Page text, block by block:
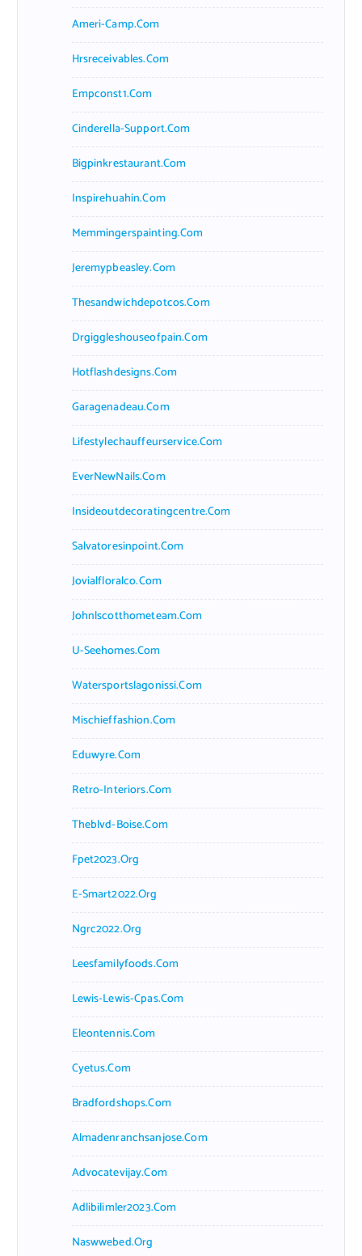
Ameri-Camp.com
Hrsreceivables.com
Empconst1.com
Cinderella-Support.com
Bigpinkrestaurant.com
Inspirehuahin.com
Memmingerspainting.com
Jeremypbeasley.com
Thesandwichdepotcos.com
Drgiggleshouseofpain.com
Hotflashdesigns.com
Garagenadeau.com
Lifestylechauffeurservice.com
EverNewNails.com
Insideoutdecoratingcentre.com
Salvatoresinpoint.com
Jovialfloralco.com
Johnlscotthometeam.com
U-Seehomes.com
Watersportslagonissi.com
Mischieffashion.com
Eduwyre.com
Retro-Interiors.com
Theblvd-Boise.com
Fpet2023.org
E-Smart2022.org
Ngrc2022.org
Leesfamilyfoods.com
Lewis-Lewis-Cpas.com
Eleontennis.com
Cyetus.com
Bradfordshops.com
Almadenranchsanjose.com
Advocatevijay.com
Adlibilimler2023.com
Naswwebed.org